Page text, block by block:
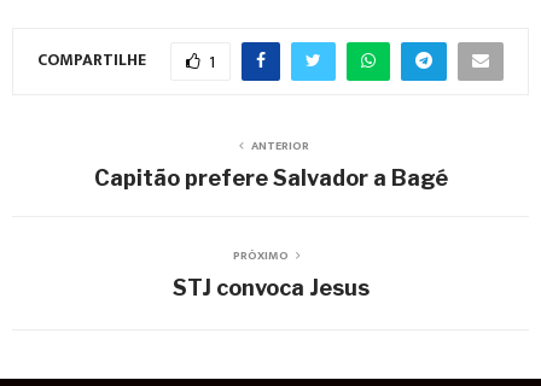
COMPARTILHE 1
ANTERIOR
Capitão prefere Salvador a Bagé
PRÓXIMO
STJ convoca Jesus